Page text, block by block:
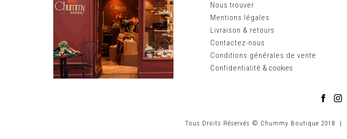
Nous trouver
Mentions légales
Livraison & retours
Contactez-nous
Conditions générales de vente
Confidentialité & cookies
Tous Droits Réservés © Chummy Boutique 2018 |